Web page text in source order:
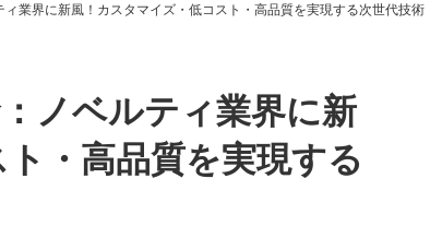
業界に新風！カスタマイズ・低コスト・高品質を実現する次世代技術
ノベルティ業界に新
・高品質を実現する